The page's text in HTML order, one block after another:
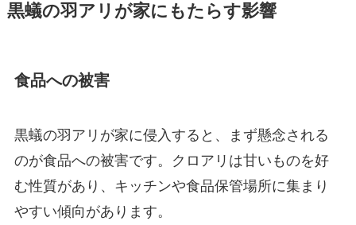
黒蟻の羽アリが家にもたらす影響
食品への被害
黒蟻の羽アリが家に侵入すると、まず懸念される
のが食品への被害です。クロアリは甘いものを好
む性質があり、キッチンや食品保管場所に集まり
やすい傾向があります。